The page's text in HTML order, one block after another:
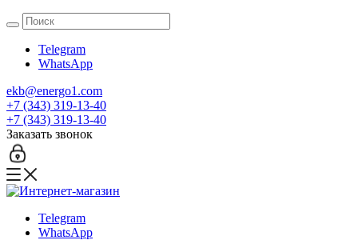
Telegram
WhatsApp
ekb@energo1.com
+7 (343) 319-13-40
+7 (343) 319-13-40
Заказать звонок
Telegram
WhatsApp